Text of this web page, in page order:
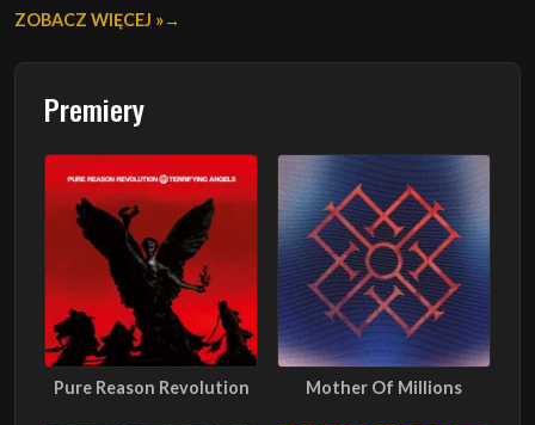
ZOBACZ WIĘCEJ »
Premiery
Pure Reason Revolution Mother Of Millions